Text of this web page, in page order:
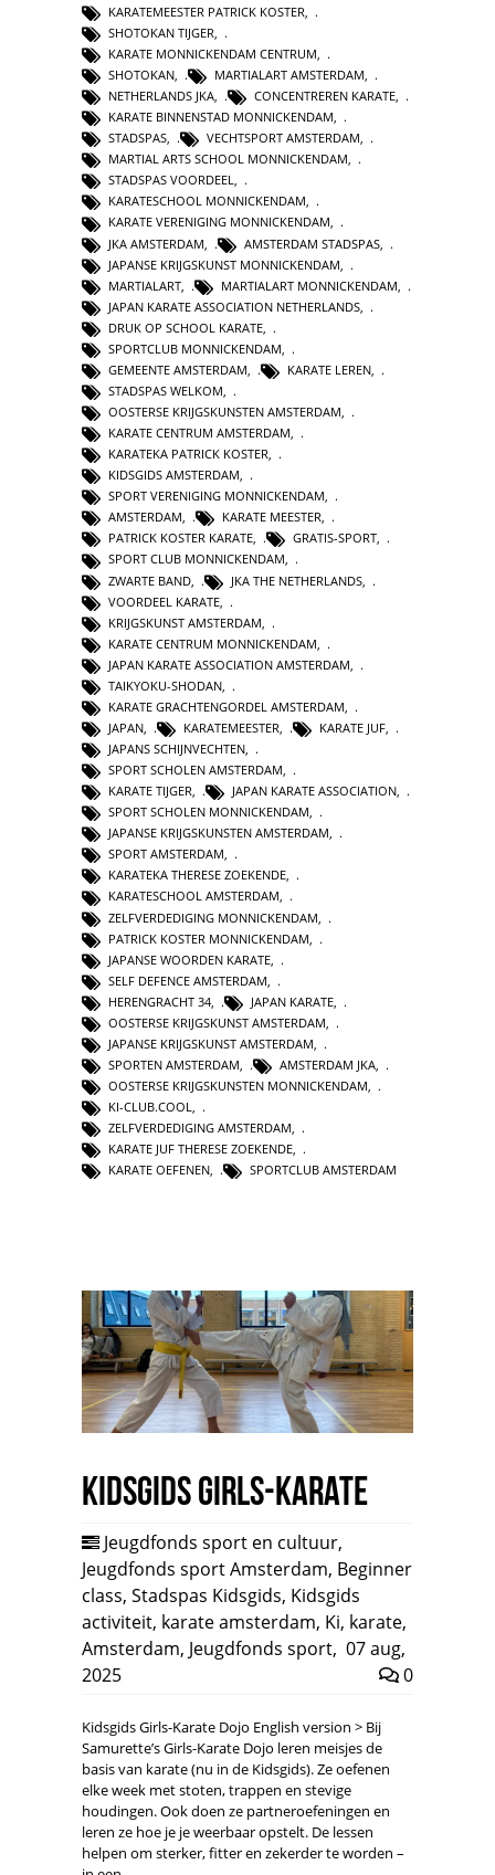
KARATEMEESTER PATRICK KOSTER
SHOTOKAN TIJGER
KARATE MONNICKENDAM CENTRUM
SHOTOKAN, MARTIALART AMSTERDAM,
NETHERLANDS JKA, CONCENTREREN KARATE,
KARATE BINNENSTAD MONNICKENDAM,
STADSPAS, VECHTSPORT AMSTERDAM,
MARTIAL ARTS SCHOOL MONNICKENDAM,
STADSPAS VOORDEEL,
KARATESCHOOL MONNICKENDAM,
KARATE VERENIGING MONNICKENDAM,
JKA AMSTERDAM
AMSTERDAM STADSPAS
JAPANSE KRIJGSKUNST MONNICKENDAM
MARTIALART
MARTIALART MONNICKENDAM
JAPAN KARATE ASSOCIATION NETHERLANDS
DRUK OP SCHOOL KARATE
SPORTCLUB MONNICKENDAM
GEMEENTE AMSTERDAM
KARATE LEREN
STADSPAS WELKOM
OOSTERSE KRIJGSKUNSTEN AMSTERDAM,
KARATE CENTRUM AMSTERDAM,
KARATEKA PATRICK KOSTER,
KIDSGIDS AMSTERDAM,
SPORT VERENIGING MONNICKENDAM,
AMSTERDAM, KARATE MEESTER,
PATRICK KOSTER KARATE, GRATIS-SPORT,
SPORT CLUB MONNICKENDAM,
ZWARTE BAND
JKA THE NETHERLANDS
VOORDEEL KARATE
KRIJGSKUNST AMSTERDAM
KARATE CENTRUM MONNICKENDAM
JAPAN KARATE ASSOCIATION AMSTERDAM
TAIKYOKU-SHODAN
KARATE GRACHTENGORDEL AMSTERDAM
JAPAN
KARATEMEESTER KARATE JUF
JAPANS SCHIJNVECHTEN,
SPORT SCHOLEN AMSTERDAM,
KARATE TIJGER, JAPAN KARATE ASSOCIATION,
SPORT SCHOLEN MONNICKENDAM,
JAPANSE KRIJGSKUNSTEN AMSTERDAM,
SPORT AMSTERDAM,
KARATEKA THERESE ZOEKENDE,
KARATESCHOOL AMSTERDAM,
ZELFVERDEDIGING MONNICKENDAM
PATRICK KOSTER MONNICKENDAM
JAPANSE WOORDEN KARATE
SELF DEFENCE AMSTERDAM
HERENGRACHT 34
JAPAN KARATE
OOSTERSE KRIJGSKUNST AMSTERDAM
JAPANSE KRIJGSKUNST AMSTERDAM
SPORTEN AMSTERDAM
AMSTERDAM JKA
OOSTERSE KRIJGSKUNSTEN MONNICKENDAM,
KI-CLUB.COOL,
ZELFVERDEDIGING AMSTERDAM,
KARATE JUF THERESE ZOEKENDE,
KARATE OEFENEN, SPORTCLUB AMSTERDAM
Kidsgids Girls-Karate
Jeugdfonds sport en cultuur,
Jeugdfonds sport Amsterdam, Beginner
class, Stadspas Kidsgids, Kidsgids
activiteit, karate amsterdam, Ki, karate,
Amsterdam, Jeugdfonds sport, 07 aug,
2025
0
Kidsgids Girls-Karate Dojo English version > Bij
Samurette’s Girls-Karate Dojo leren meisjes de
basis van karate (nu in de Kidsgids). Ze oefenen
elke week met stoten, trappen en stevige
houdingen. Ook doen ze partneroefeningen en
leren ze hoe je je weerbaar opstelt. De lessen
helpen om sterker, fitter en zekerder te worden –